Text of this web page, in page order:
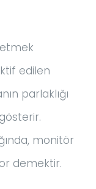
edilen
parlaklığı
monitör
demektir.